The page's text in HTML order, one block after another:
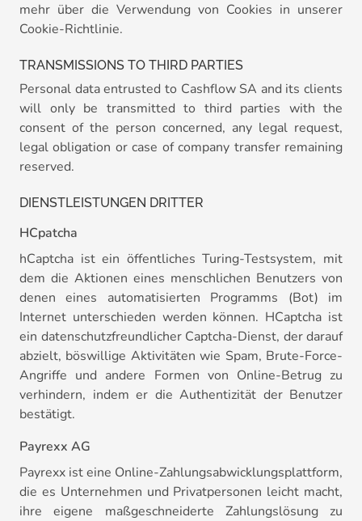
mehr über die Verwendung von Cookies in unserer
Cookie-Richtlinie.
TRANSMISSIONS TO THIRD PARTIES
Personal data entrusted to Cashflow SA and its clients
will only be transmitted to third parties with the
consent of the person concerned, any legal request,
legal obligation or case of company transfer remaining
reserved.
DIENSTLEISTUNGEN DRITTER
HCpatcha
hCaptcha ist ein öffentliches Turing-Testsystem, mit
dem die Aktionen eines menschlichen Benutzers von
denen eines automatisierten Programms (Bot) im
Internet unterschieden werden können. HCaptcha ist
ein datenschutzfreundlicher Captcha-Dienst, der darauf
abzielt, böswillige Aktivitäten wie Spam, Brute-Force-
Angriffe und andere Formen von Online-Betrug zu
verhindern, indem er die Authentizität der Benutzer
bestätigt.
Payrexx AG
Payrexx ist eine Online-Zahlungsabwicklungsplattform,
die es Unternehmen und Privatpersonen leicht macht,
ihre eigene maßgeschneiderte Zahlungslösung zu